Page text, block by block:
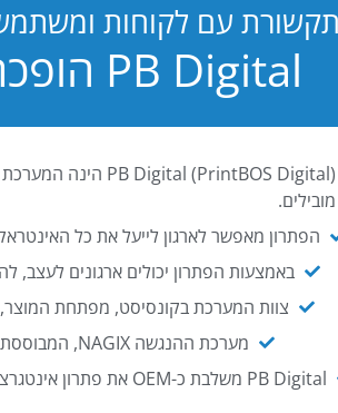
תקשורת עם לקוחות
PB Digital הופכת כל מסמך וטופס, לחוויה!
מובילים.
הפתרון מאפשר לארגון לייעל את כל
באמצעות הפתרון יכולים ארגונים לעצב,
צוות המערכת בקונסיסט, מפתחת המוצר,
מערכת ההנגשה NAGIX, המבוססת על PB Digital, מאפשרת להנגיש מסמכים ארגוניים באופן אוטומטי ויעיל.
PB Digital משלבת כ-OEM את פתרון אינטגרציית ה-API של חברת WSO2 - המאפשר לחבר בקלות בין מערכות ארגוניות